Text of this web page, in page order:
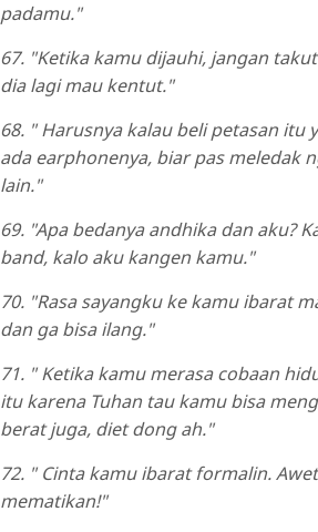
padamu."
67. "Ketika kamu dijauhi, jangan
dia lagi mau kentut."
68. " Harusnya kalau beli petasan itu
ada earphonenya, biar pas meledak
lain."
69. "Apa bedanya andhika dan aku?
band, kalo aku kangen kamu."
70. "Rasa sayangku ke kamu ibarat
dan ga bisa ilang."
71. " Ketika kamu merasa cobaan
itu karena Tuhan tau kamu bisa
berat juga, diet dong ah."
72. " Cinta kamu ibarat formalin.
mematikan!"